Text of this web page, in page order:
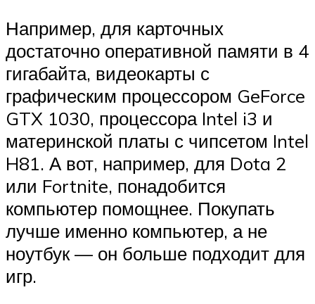
Например, для карточных
достаточно оперативной памяти в 4
гигабайта, видеокарты с
графическим процессором GeForce
GTX 1030, процессора Intel i3 и
материнской платы с чипсетом Intel
H81. А вот, например, для Dota 2
или Fortnite, понадобится
компьютер помощнее. Покупать
лучше именно компьютер, а не
ноутбук — он больше подходит для
игр.